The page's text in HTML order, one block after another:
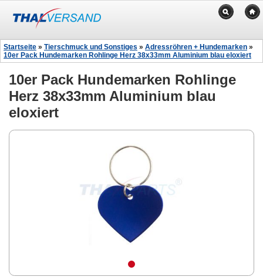
Startseite » Tierschmuck und Sonstiges » Adressröhren + Hundemarken »
10er Pack Hundemarken Rohlinge Herz 38x33mm Aluminium blau eloxiert
10er Pack Hundemarken Rohlinge
Herz 38x33mm Aluminium blau
eloxiert